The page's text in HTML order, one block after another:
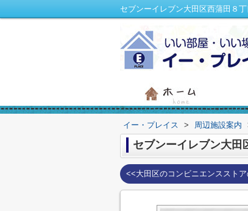
セブンーイレブン大田区西蒲田８
イー・プレイス > 周辺施設案内
セブンーイレブン大田
<<大田区のコンビニエンススト